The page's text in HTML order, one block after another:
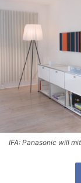
IFA: Panasonic will